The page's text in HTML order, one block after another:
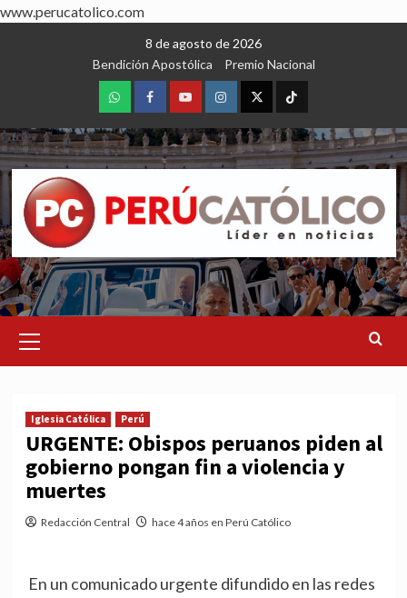
www.perucatolico.com
8 de agosto de 2026
Bendición Apostólica
Premio Nacional
WhatsAppFacebookYoutubeInstagram
X TikTok
Menu
Iglesia Católica Perú
URGENTE: Obispos peruanos piden al
gobierno pongan fin a violencia y
muertes
Redacción Central hace 4 años en Perú Católico
En un comunicado urgente difundido en las redes